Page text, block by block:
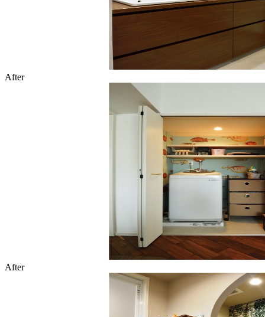
After
After